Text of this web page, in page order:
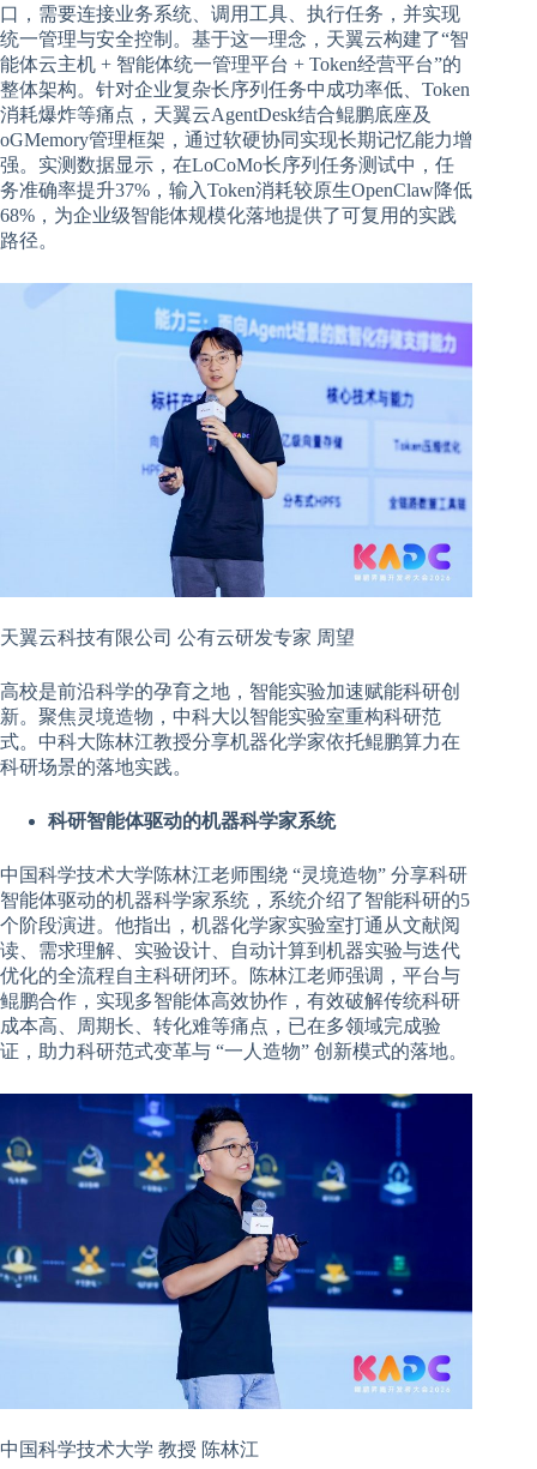
口，需要连接业务系统、调用工具、执行任务，并实现
统一管理与安全控制。基于这一理念，天翼云构建了“智
能体云主机 + 智能体统一管理平台 + Token经营平台”的
整体架构。针对企业复杂长序列任务中成功率低、Token
消耗爆炸等痛点，天翼云AgentDesk结合鲲鹏底座及
oGMemory管理框架，通过软硬协同实现长期记忆能力增
强。实测数据显示，在LoCoMo长序列任务测试中，任
务准确率提升37%，输入Token消耗较原生OpenClaw降低
68%，为企业级智能体规模化落地提供了可复用的实践
路径。
天翼云科技有限公司 公有云研发专家 周望
高校是前沿科学的孕育之地，智能实验加速赋能科研创
新。聚焦灵境造物，中科大以智能实验室重构科研范
式。中科大陈林江教授分享机器化学家依托鲲鹏算力在
科研场景的落地实践。
科研智能体驱动的机器科学家系统
中国科学技术大学陈林江老师围绕 “灵境造物” 分享科研
智能体驱动的机器科学家系统，系统介绍了智能科研的5
个阶段演进。他指出，机器化学家实验室打通从文献阅
读、需求理解、实验设计、自动计算到机器实验与迭代
优化的全流程自主科研闭环。陈林江老师强调，平台与
鲲鹏合作，实现多智能体高效协作，有效破解传统科研
成本高、周期长、转化难等痛点，已在多领域完成验
证，助力科研范式变革与 “一人造物” 创新模式的落地。
中国科学技术大学 教授 陈林江